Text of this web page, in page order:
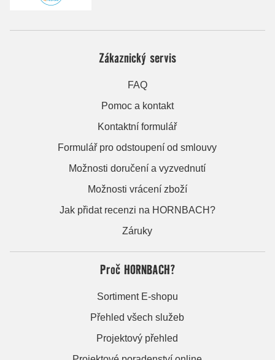
Zákaznický servis
FAQ
Pomoc a kontakt
Kontaktní formulář
Formulář pro odstoupení od smlouvy
Možnosti doručení a vyzvednutí
Možnosti vrácení zboží
Jak přidat recenzi na HORNBACH?
Záruky
Proč HORNBACH?
Sortiment E-shopu
Přehled všech služeb
Projektový přehled